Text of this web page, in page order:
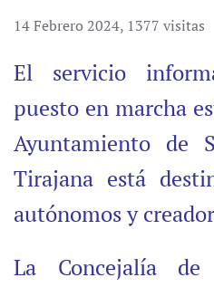
14 Febrero 2024, 1377 visitas
El servicio
puesto en marcha
Ayuntamiento de
Tirajana está
autónomos y
La Concejalía de